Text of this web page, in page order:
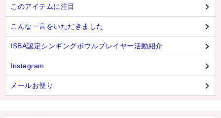
このアイテムに注目
こんな一言をいただきました
ISBA認定シンギングボウルプレイヤー活動紹介
Instagram
メールお便り